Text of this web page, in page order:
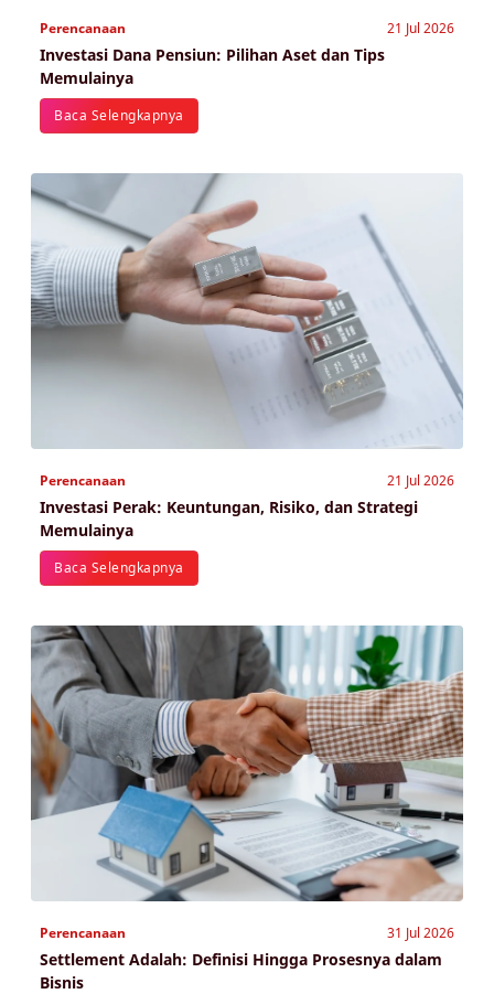
Perencanaan 21 Jul 2026
Investasi Dana Pensiun: Pilihan Aset dan Tips
Memulainya
Baca Selengkapnya
Perencanaan 21 Jul 2026
Investasi Perak: Keuntungan, Risiko, dan Strategi
Memulainya
Baca Selengkapnya
Perencanaan 31 Jul 2026
Settlement Adalah: Definisi Hingga Prosesnya dalam
Bisnis